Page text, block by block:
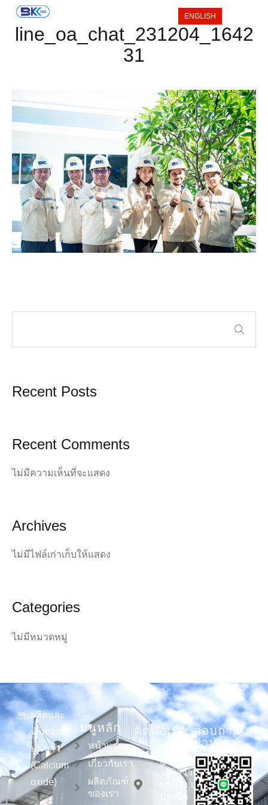
ENGLISH
line_oa_chat_231204_1642
31
Recent Posts
Recent Comments
ไม่มีความเห็นที่จะแสดง
Archives
ไม่มีไฟล์เก่าเก็บให้แสดง
Categories
ไม่มีหมวดหมู่
ผลิตและ
จำหน่าย
ปูนขาว
(Calcium
oxide)
เมนูหลัก
หน้าแรก
เกี่ยวกับเรา
ผลิตภัณฑ์
ของเรา
ติดต่อเรา
703 อาคารรัช
ฎาสวีท ถนน
วงศ์สว่าง แขวง
บางซื่อ เขต
บางซื่อ
สอบถาม
ผ่านไลน์